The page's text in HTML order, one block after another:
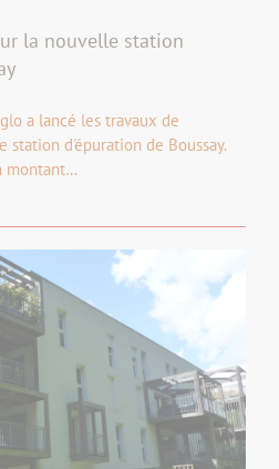
la nouvelle station
a lancé les travaux de
d'épuration de Boussay.
montant…